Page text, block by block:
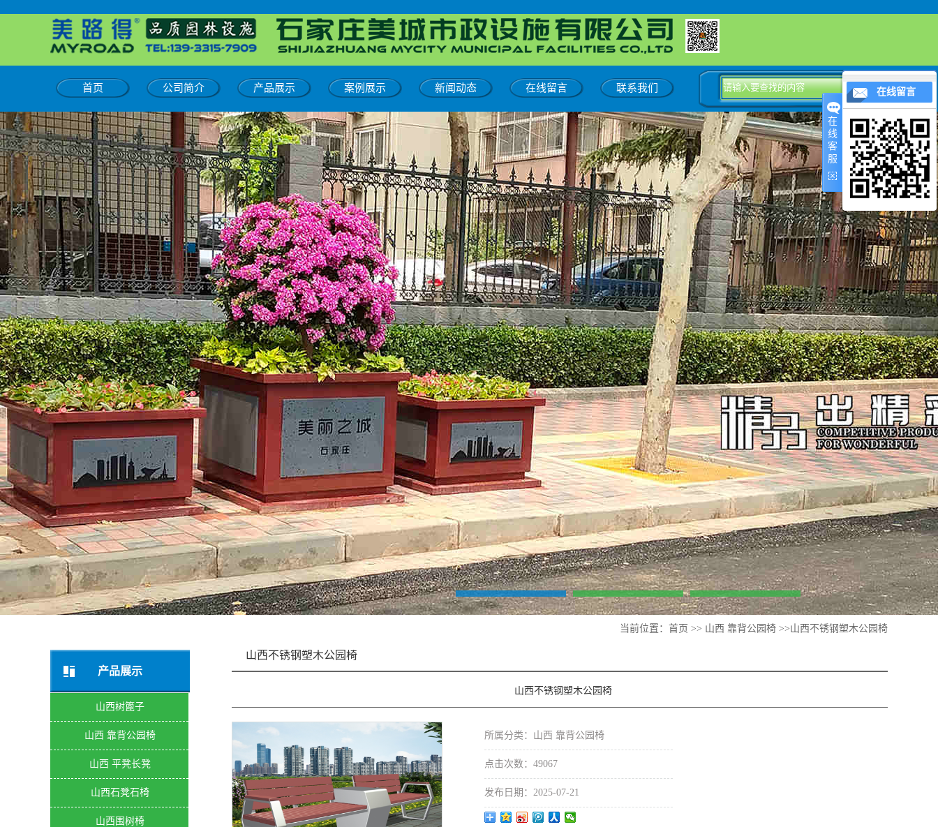
首页 公司简介 产品展示 案例展示 新闻动态 在线留言 联系我们
当前位置： 首页 >> 山西 靠背公园椅 >>山西不锈钢塑木公园椅
产品展示
山西树篦子
山西 靠背公园椅
山西 平凳长凳
山西石凳石椅
山西围树椅
山西不锈钢塑木公园椅
山西不锈钢塑木公园椅
所属分类： 山西 靠背公园椅
点击次数：49067
发布日期：2025-07-21
在
线
客
服
在线留言